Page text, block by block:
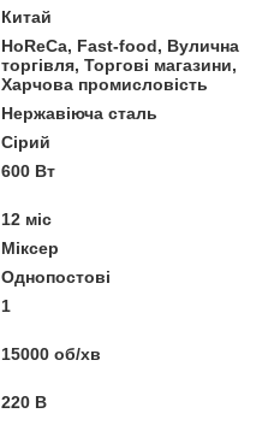
Китай
HoReCa, Fast-food, Вулична
торгівля, Торгові магазини,
Харчова промисловість
Нержавіюча сталь
Сірий
600 Вт
12 міс
Міксер
Однопостові
1
15000 об/хв
220 В